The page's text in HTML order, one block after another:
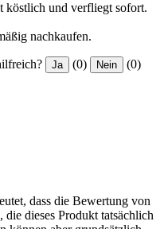
köstlich und verfliegt sofort.
nachkaufen.
Ja (0) Nein (0)
dass die Bewertung von
dieses Produkt tatsächlich